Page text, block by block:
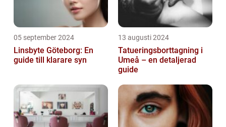
05 september 2024
Linsbyte Göteborg: En
guide till klarare syn
13 augusti 2024
Tatueringsborttagning i
Umeå – en detaljerad
guide